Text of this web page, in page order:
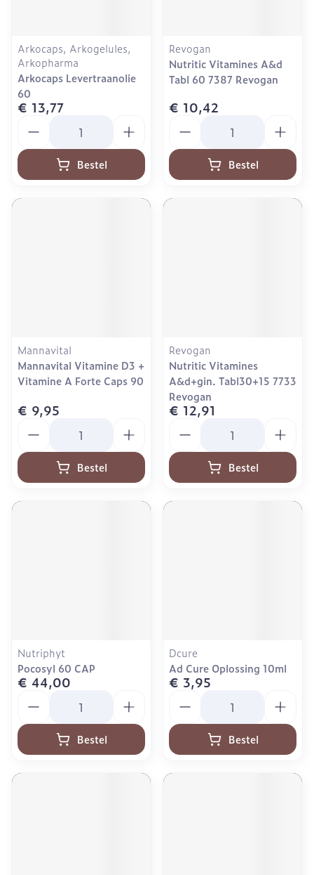
Arkocaps, Arkogelules,
Arkopharma
Arkocaps Levertraanolie
60
€ 13,77
Bestel
Revogan
Nutritic Vitamines A&d
Tabl 60 7387 Revogan
€ 10,42
Bestel
Mannavital
Mannavital Vitamine D3 +
Vitamine A Forte Caps 90
€ 9,95
Bestel
Revogan
Nutritic Vitamines
A&d+gin. Tabl30+15 7733
Revogan
€ 12,91
Bestel
Nutriphyt
Pocosyl 60 CAP
€ 44,00
Bestel
Dcure
Ad Cure Oplossing 10ml
€ 3,95
Bestel